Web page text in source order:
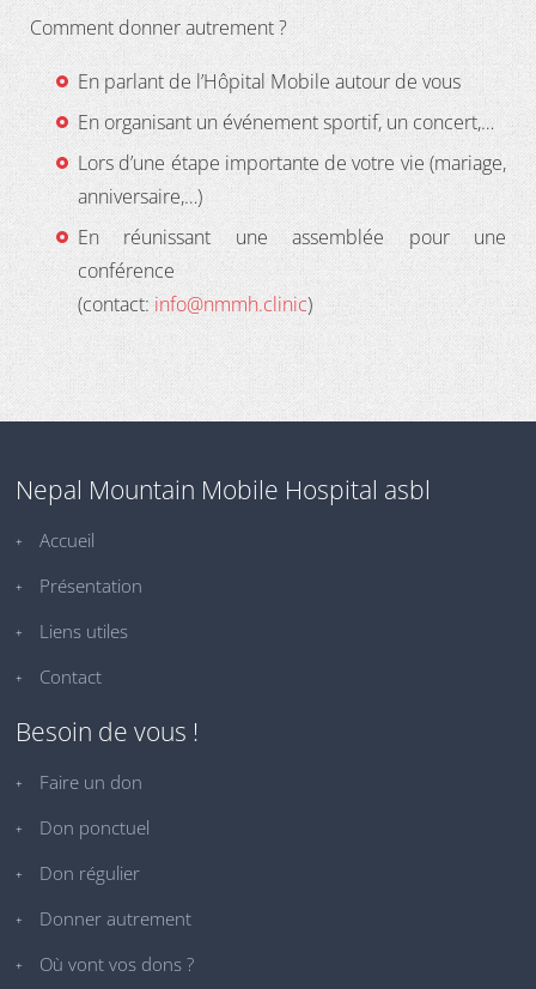
Comment donner autrement ?
En parlant de l’Hôpital Mobile autour de vous
En organisant un événement sportif, un concert,…
Lors d’une étape importante de votre vie (mariage,
anniversaire,…)
En réunissant une assemblée pour une
conférence
(contact:info@nmmh.clinic)
Nepal Mountain Mobile Hospital asbl
Accueil
Présentation
Liens utiles
Contact
Besoin de vous !
Faire un don
Don ponctuel
Don régulier
Donner autrement
Où vont vos dons ?